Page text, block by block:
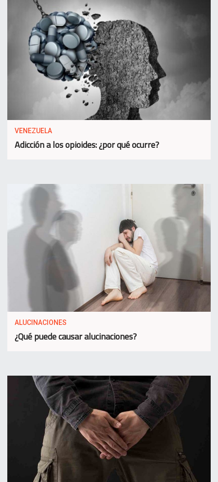
VENEZUELA
Adicción a los opioides: ¿por qué ocurre?
ALUCINACIONES
¿Qué puede causar alucinaciones?